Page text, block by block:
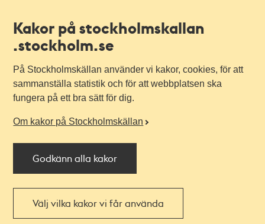
Kakor på stockholmskallan
.stockholm.se
På Stockholmskällan använder vi kakor, cookies, för att
sammanställa statistik och för att webbplatsen ska
fungera på ett bra sätt för dig.
Om kakor på Stockholmskällan
Godkänn alla kakor
Välj vilka kakor vi får använda